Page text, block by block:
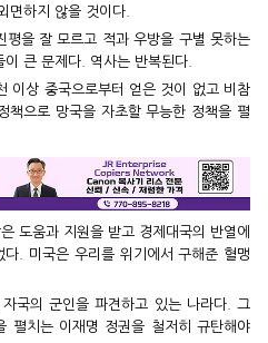
면하지 않을 것이다.
평을 잘 모르고 적과 우방을 구별 못하는
큰 문제다. 역사는 반복된다.
이상 중국으로부터 얻은 것이 없고 비참
책으로 망국을 자초할 무능한 정책을 펼
도움과 지원을 받고 경제대국의 반열에
. 미국은 우리를 위기에서 구해준 혈맹
국의 군인을 파견하고 있는 나라다. 그
펼치는 이재명 정권을 철저히 규탄해야